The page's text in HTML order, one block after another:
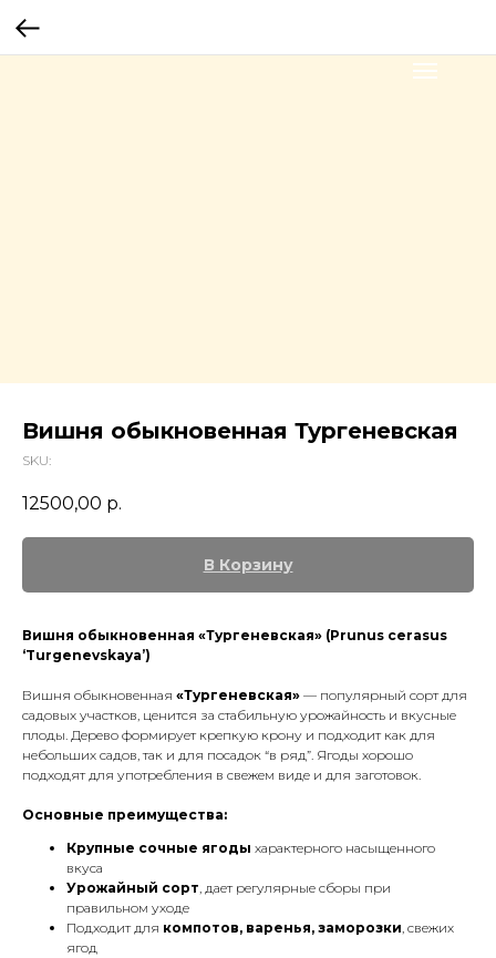
Вишня обыкновенная Тургеневская
SKU:
12500,00 р.
В Корзину
Вишня обыкновенная «Тургеневская» (Prunus cerasus
‘Turgenevskaya’)
Вишня обыкновенная «Тургеневская» — популярный сорт для
садовых участков, ценится за стабильную урожайность и вкусные
плоды. Дерево формирует крепкую крону и подходит как для
небольших садов, так и для посадок “в ряд”. Ягоды хорошо
подходят для употребления в свежем виде и для заготовок.
Основные преимущества:
Крупные сочные ягоды характерного насыщенного
вкуса
Урожайный сорт, дает регулярные сборы при
правильном уходе
Подходит для компотов, варенья, заморозки, свежих
ягод